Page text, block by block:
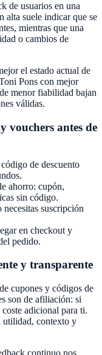
de usuarios en una
alta suele indicar que se
mientras que una
o cambios de
el estado actual de
Pons con mejor
menor fiabilidad bajan
válidas.
vouchers antes de
de descuento
ahorro: cupón,
sin código.
necesitas suscripción
en checkout y
pedido.
y transparente
cupones y códigos de
son de afiliación: si
adicional para ti.
utilidad, contexto y